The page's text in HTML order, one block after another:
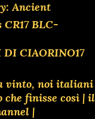
Ancient
BLC-
DI CIAORINO17
vinto, noi italiani
che finisse così | il
|